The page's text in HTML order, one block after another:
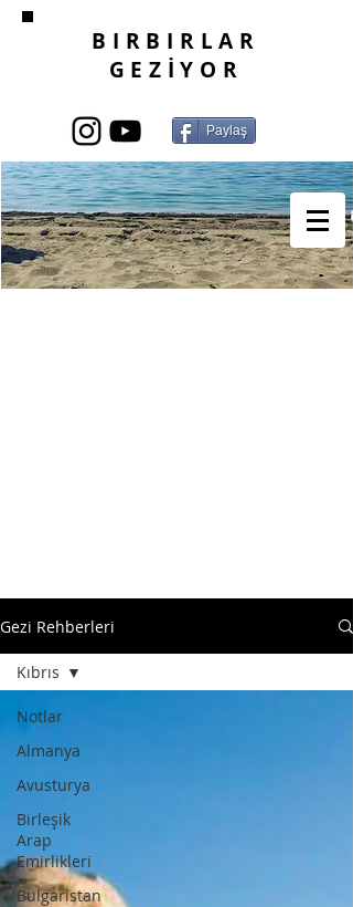
BIRBIRLAR
GEZİYOR
Paylaş
Gezi Rehberleri
Notlar
Almanya
Avusturya
Birleşik
Arap
Emirlikleri
Bulgaristan
Kıbrıs